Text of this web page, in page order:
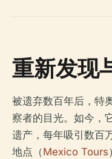
重新发现
被遗弃数百年后，特
察者的目光。如今，
遗产，每年吸引数百
地点（Mexico Tours